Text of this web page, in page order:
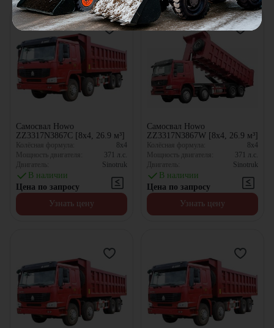
Самосвал Howo
ZZ3317N3867C [8x4, 26.9 м³]
Колёсная формула:
8x4
Мощность двигателя:
371 л.с.
Двигатель:
Sinotruk
В наличии
Цена по запросу
Узнать цену
Самосвал Howo
ZZ3317N3867W [8x4, 26.9 м³]
Колёсная формула:
8x4
Мощность двигателя:
371 л.с.
Двигатель:
Sinotruk
В наличии
Цена по запросу
Узнать цену